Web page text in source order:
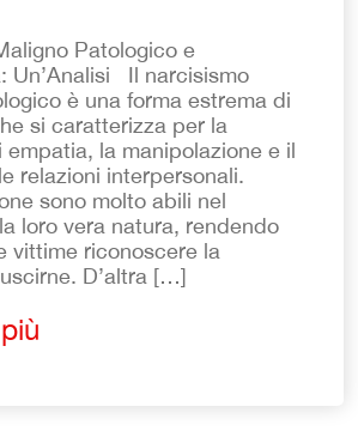
Patologico e
Un’Analisi Il narcisismo
è una forma estrema di
si caratterizza per la
empatia, la manipolazione e il
relazioni interpersonali.
sono molto abili nel
loro vera natura, rendendo
vittime riconoscere la
D’altra […]